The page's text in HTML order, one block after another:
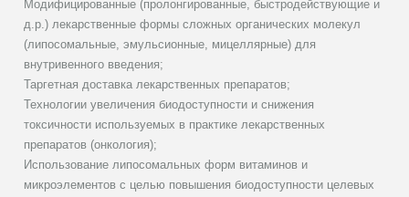
Модифицированные (пролонгированные, быстродействующие и
д.р.) лекарственные формы сложных органических молекул
(липосомальные, эмульсионные, мицеллярные) для
внутривенного введения;
Таргетная доставка лекарственных препаратов;
Технологии увеличения биодоступности и снижения
токсичности используемых в практике лекарственных
препаратов (онкология);
Использование липосомальных форм витаминов и
микроэлементов с целью повышения биодоступности целевых